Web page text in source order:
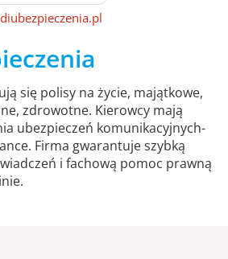
się polisy na życie, majątkowe,
zdrowotne. Kierowcy mają
ubezpieczeń komunikacyjnych-
Firma gwarantuje szybką
i fachową pomoc prawną